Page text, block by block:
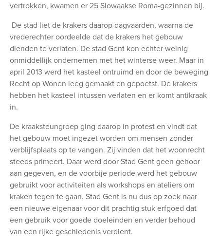
vertrokken, kwamen er 25 Slowaakse Roma-gezinnen bij.
De stad liet de krakers daarop dagvaarden, waarna de
vrederechter oordeelde dat de krakers het gebouw
dienden te verlaten. De stad Gent kon echter weinig
onmiddellijk ondernemen met het winterse weer. Maar in
april 2013 werd het kasteel ontruimd en door de beweging
Recht op Wonen leeg gemaakt en gepoetst. De krakers
hebben het kasteel intussen verlaten en er komt antikraak
in.
De kraaksteungroep ging daarop in protest en vindt dat
het gebouw moet ingezet worden om mensen zonder
verblijfsplaats op te vangen. Zij vinden dat het woonrecht
steeds primeert. Daar werd door Stad Gent geen gehoor
aan gegeven, en de voorbije periode werd het gebouw
gebruikt voor activiteiten als workshops en ateliers om
kraken tegen te gaan. Stad Gent is nu dus op zoek naar
een nieuwe eigenaar voor dit prachtig stuk erfgoed dat
een gebruik voor goede doeleinden en verder behoud
van een rijke geschiedenis verdient.